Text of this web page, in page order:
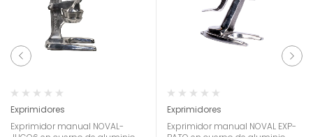
Exprimidores
Exprimidor manual NOVAL-
Exprimidores
Exprimidor manual NOVAL EXP-